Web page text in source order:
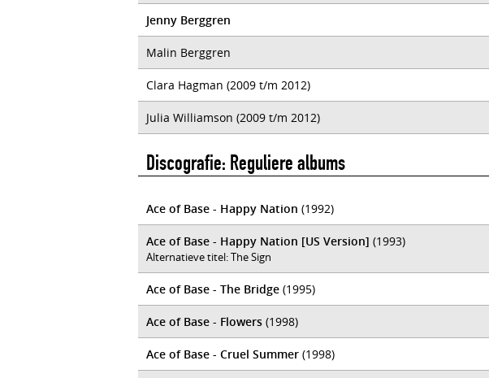
Jenny Berggren
Malin Berggren
Clara Hagman (2009 t/m 2012)
Julia Williamson (2009 t/m 2012)
Discografie: Reguliere albums
Ace of Base - Happy Nation (1992)
Ace of Base - Happy Nation [US Version] (1993)
Alternatieve titel: The Sign
Ace of Base - The Bridge (1995)
Ace of Base - Flowers (1998)
Ace of Base - Cruel Summer (1998)